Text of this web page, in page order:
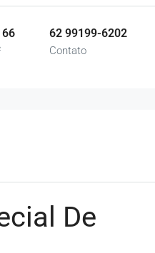
66 62 99199-6202
Contato
De